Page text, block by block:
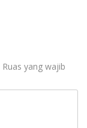
Ruas yang wajib